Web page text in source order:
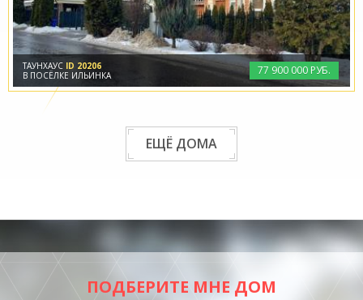
77 900 000 РУБ.
ТАУНХАУС ID 20206
В ПОСЁЛКЕ ИЛЬИНКА
ЕЩЁ ДОМА
ПОДБЕРИТЕ МНЕ ДОМ